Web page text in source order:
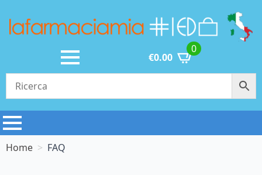
€0.00
0
Home FAQ